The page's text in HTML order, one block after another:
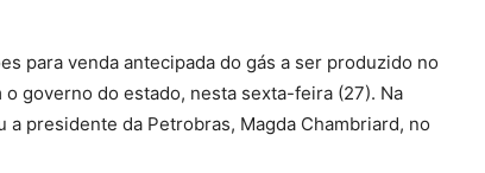
para venda antecipada do gás a ser produzido no
governo do estado, nesta sexta-feira (27). Na
presidente da Petrobras, Magda Chambriard, no